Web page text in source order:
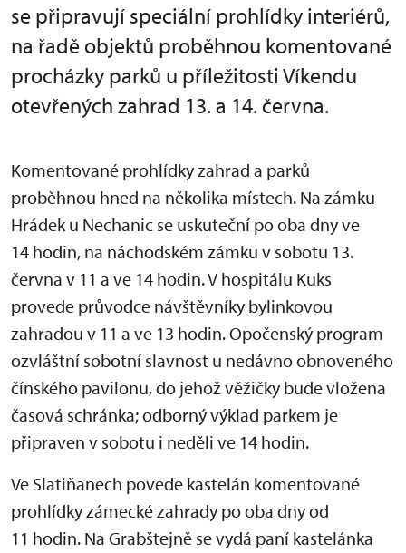
se připravují speciální prohlídky interiérů,
na řadě objektů proběhnou komentované
procházky parků u příležitosti Víkendu
otevřených zahrad 13. a 14. června.
Komentované prohlídky zahrad a parků
proběhnou hned na několika místech. Na zámku
Hrádek u Nechanic se uskuteční po oba dny ve
14 hodin, na náchodském zámku v sobotu 13.
června v 11 a ve 14 hodin. V hospitálu Kuks
provede průvodce návštěvníky bylinkovou
zahradou v 11 a ve 13 hodin. Opočenský program
ozvláštní sobotní slavnost u nedávno obnoveného
čínského pavilonu, do jehož věžičky bude vložena
časová schránka; odborný výklad parkem je
připraven v sobotu i neděli ve 14 hodin.
Ve Slatiňanech povede kastelán komentované
prohlídky zámecké zahrady po oba dny od
11 hodin. Na Grabštejně se vydá paní kastelánka